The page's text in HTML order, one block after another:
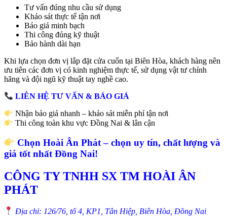
Tư vấn đúng nhu cầu sử dụng
Khảo sát thực tế tận nơi
Báo giá minh bạch
Thi công đúng kỹ thuật
Bảo hành dài hạn
Khi lựa chọn đơn vị lắp đặt cửa cuốn tại Biên Hòa, khách hàng nên
ưu tiên các đơn vị có kinh nghiệm thực tế, sử dụng vật tư chính
hãng và đội ngũ kỹ thuật tay nghề cao.
LIÊN HỆ TƯ VẤN & BÁO GIÁ
Nhận báo giá nhanh – khảo sát miễn phí tận nơi
Thi công toàn khu vực Đồng Nai & lân cận
Chọn Hoài Ân Phát – chọn uy tín, chất lượng và
giá tốt nhất Đồng Nai!
CÔNG TY TNHH SX TM HOÀI ÂN
PHÁT
Địa chỉ: 126/76, tổ 4, KP1, Tân Hiệp, Biên Hòa, Đồng Nai